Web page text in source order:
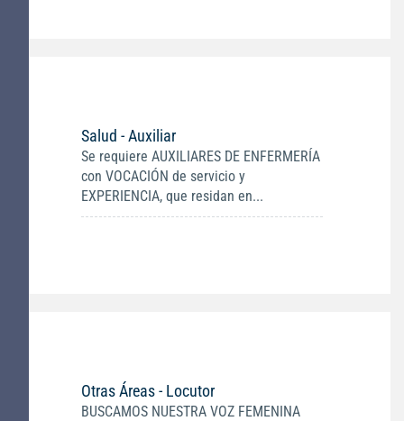
Salud - Auxiliar
Se requiere AUXILIARES DE ENFERMERÍA
con VOCACIÓN de servicio y
EXPERIENCIA, que residan en...
Otras Áreas - Locutor
BUSCAMOS NUESTRA VOZ FEMENINA